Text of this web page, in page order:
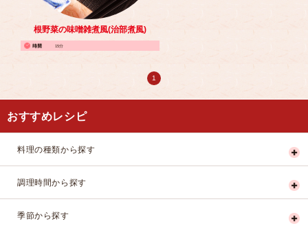
根野菜の味噌雑煮風(治部煮風)
15分
1
おすすめレシピ
料理の種類から探す
調理時間から探す
季節から探す